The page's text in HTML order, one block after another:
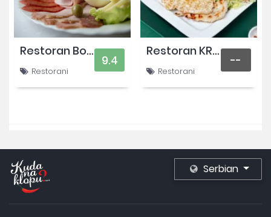
Restoran Botika
Restorani
9.4
Restoran KRALJ
Restorani
--
Serbian